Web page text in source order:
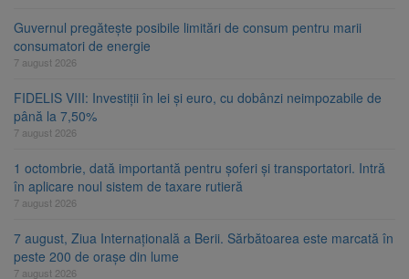
Guvernul pregătește posibile limitări de consum pentru marii
consumatori de energie
7 august 2026
FIDELIS VIII: Investiții în lei și euro, cu dobânzi neimpozabile de
până la 7,50%
7 august 2026
1 octombrie, dată importantă pentru șoferi și transportatori. Intră
în aplicare noul sistem de taxare rutieră
7 august 2026
7 august, Ziua Internațională a Berii. Sărbătoarea este marcată în
peste 200 de orașe din lume
7 august 2026